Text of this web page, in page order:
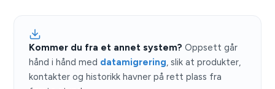
Kommer du fra et annet system? Oppsett går
hånd i hånd med datamigrering, slik at produkter,
kontakter og historikk havner på rett plass fra